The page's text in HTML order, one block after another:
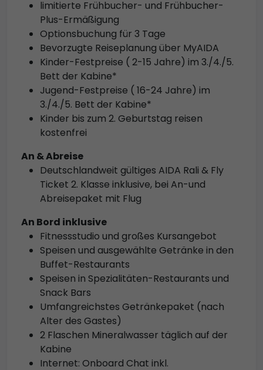
limitierte Frühbucher- und Frühbucher-
Plus-Ermäßigung
Optionsbuchung für 3 Tage
Bevorzugte Reiseplanung über MyAIDA
Kinder-Festpreise ( 2-15 Jahre) im 3./4./5.
Bett der Kabine*
Jugend-Festpreise ( 16-24 Jahre) im
3./4./5. Bett der Kabine*
Kinder bis zum 2. Geburtstag reisen
kostenfrei
An & Abreise
Deutschlandweit gültiges AIDA Rali & Fly
Ticket 2. Klasse inklusive, bei An-und
Abreisepaket mit Flug
An Bord inklusive
Fitnessstudio und großes Kursangebot
Speisen und ausgewählte Getränke in den
Buffet-Restaurants
Speisen in Spezialitäten-Restaurants und
Snack Bars
Umfangreichstes Getränkepaket (nach
Alter des Gastes)
2 Flaschen Mineralwasser täglich auf der
Kabine
Internet: Onboard Chat inkl.